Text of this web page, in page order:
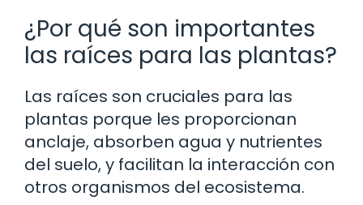
¿Por qué son importantes
las raíces para las plantas?
Las raíces son cruciales para las
plantas porque les proporcionan
anclaje, absorben agua y nutrientes
del suelo, y facilitan la interacción con
otros organismos del ecosistema.